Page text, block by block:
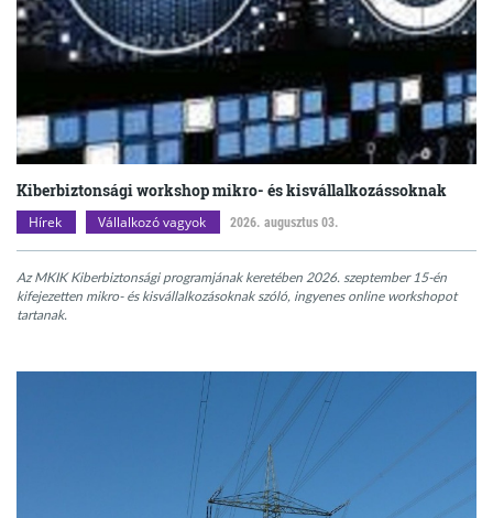
Kiberbiztonsági workshop mikro- és kisvállalkozássoknak
Hírek Vállalkozó vagyok 2026. augusztus 03.
Az MKIK Kiberbiztonsági programjának keretében 2026. szeptember 15-én
kifejezetten mikro- és kisvállalkozásoknak szóló, ingyenes online workshopot
tartanak.